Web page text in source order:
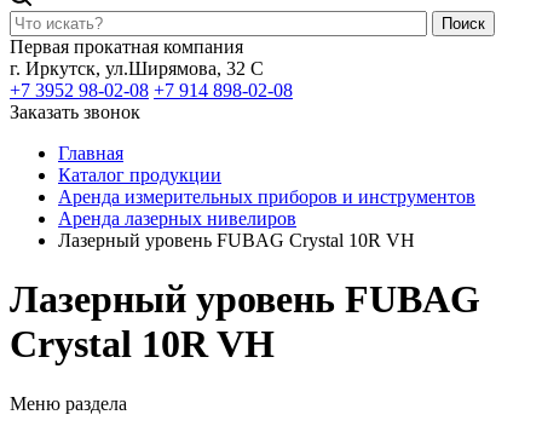
Поиск
Первая прокатная компания
г. Иркутск, ул.Ширямова, 32 С
+7 3952 98-02-08 +7 914 898-02-08
Заказать звонок
Главная
Каталог продукции
Аренда измерительных приборов и инструментов
Аренда лазерных нивелиров
Лазерный уровень FUBAG Crystal 10R VH
Лазерный уровень FUBAG
Crystal 10R VH
Меню раздела